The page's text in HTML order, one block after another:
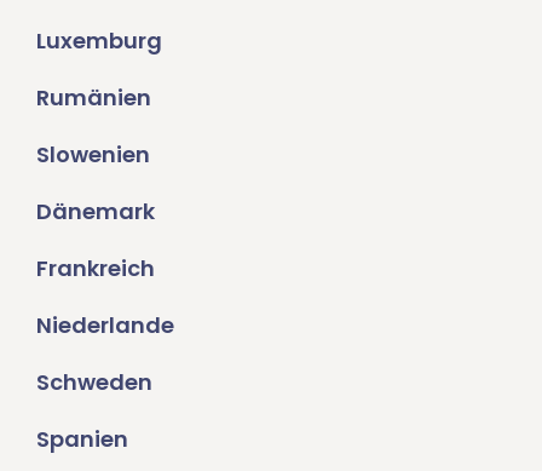
Luxemburg
Rumänien
Slowenien
Dänemark
Frankreich
Niederlande
Schweden
Spanien